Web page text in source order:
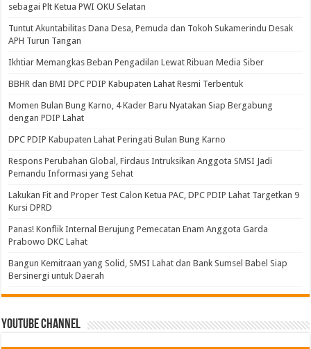
sebagai Plt Ketua PWI OKU Selatan
Tuntut Akuntabilitas Dana Desa, Pemuda dan Tokoh Sukamerindu Desak
APH Turun Tangan
Ikhtiar Memangkas Beban Pengadilan Lewat Ribuan Media Siber
BBHR dan BMI DPC PDIP Kabupaten Lahat Resmi Terbentuk
Momen Bulan Bung Karno, 4 Kader Baru Nyatakan Siap Bergabung
dengan PDIP Lahat
DPC PDIP Kabupaten Lahat Peringati Bulan Bung Karno
Respons Perubahan Global, Firdaus Intruksikan Anggota SMSI Jadi
Pemandu Informasi yang Sehat
Lakukan Fit and Proper Test Calon Ketua PAC, DPC PDIP Lahat Targetkan 9
Kursi DPRD
Panas! Konflik Internal Berujung Pemecatan Enam Anggota Garda
Prabowo DKC Lahat
Bangun Kemitraan yang Solid, SMSI Lahat dan Bank Sumsel Babel Siap
Bersinergi untuk Daerah
Youtube Channel